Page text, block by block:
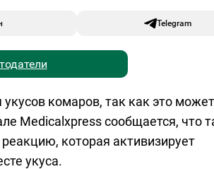
Telegram
комаров, так как это может
Medicalxpress сообщается, что
которая активизирует
укуса.